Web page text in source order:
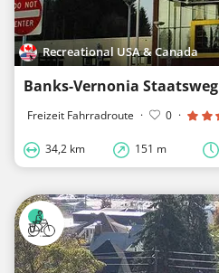
Recreational USA & Canada
Banks-Vernonia Staatsweg
Freizeit Fahrradroute · 0 ·
34,2 km 151 m